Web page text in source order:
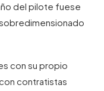
del pilote fuese
con su propio
contratistas